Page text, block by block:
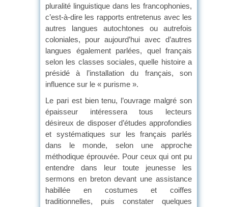
pluralité linguistique dans les francophonies,
c’est-à-dire les rapports entretenus avec les
autres langues autochtones ou autrefois
coloniales, pour aujourd’hui avec d’autres
langues également parlées, quel français
selon les classes sociales, quelle histoire a
présidé à l’installation du français, son
influence sur le « purisme ».
Le pari est bien tenu, l’ouvrage malgré son
épaisseur intéressera tous lecteurs
désireux de disposer d’études approfondies
et systématiques sur les français parlés
dans le monde, selon une approche
méthodique éprouvée. Pour ceux qui ont pu
entendre dans leur toute jeunesse les
sermons en breton devant une assistance
habillée en costumes et coiffes
traditionnelles, puis constater quelques